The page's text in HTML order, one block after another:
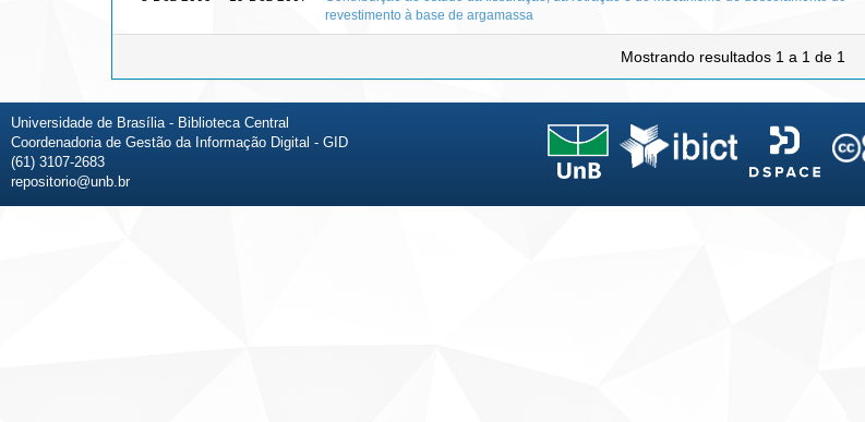
revestimento à base de argamassa
Mostrando resultados 1 a 1 de 1
Universidade de Brasília - Biblioteca Central
Coordenadoria de Gestão da Informação Digital - GID
(61) 3107-2683
repositorio@unb.br